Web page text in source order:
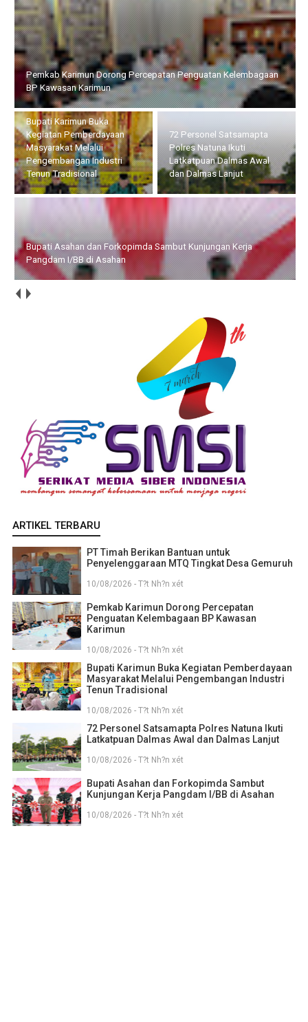
Pemkab Karimun Dorong Percepatan Penguatan Kelembagaan
BP Kawasan Karimun
Bupati Karimun Buka
Kegiatan Pemberdayaan
Masyarakat Melalui
Pengembangan Industri
Tenun Tradisional
72 Personel Satsamapta
Polres Natuna Ikuti
Latkatpuan Dalmas Awal
dan Dalmas Lanjut
Bupati Asahan dan Forkopimda Sambut Kunjungan Kerja
Pangdam I/BB di Asahan
ARTIKEL TERBARU
PT Timah Berikan Bantuan untuk
Penyelenggaraan MTQ Tingkat Desa Gemuruh
10/08/2026 - T?t Nh?n xét
Pemkab Karimun Dorong Percepatan
Penguatan Kelembagaan BP Kawasan
Karimun
10/08/2026 - T?t Nh?n xét
Bupati Karimun Buka Kegiatan Pemberdayaan
Masyarakat Melalui Pengembangan Industri
Tenun Tradisional
10/08/2026 - T?t Nh?n xét
72 Personel Satsamapta Polres Natuna Ikuti
Latkatpuan Dalmas Awal dan Dalmas Lanjut
10/08/2026 - T?t Nh?n xét
Bupati Asahan dan Forkopimda Sambut
Kunjungan Kerja Pangdam I/BB di Asahan
10/08/2026 - T?t Nh?n xét